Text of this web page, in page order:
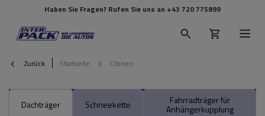
Haben Sie Fragen? Rufen Sie uns an +43 720 775899
Zurück Startseite Citroen
Dachträger Schneekette Fahrradträger für
Anhängerkupplung